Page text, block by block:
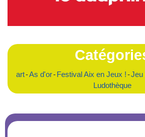
art-As d'or- Festival Aix en Jeux !-Jeu
Ludothèque